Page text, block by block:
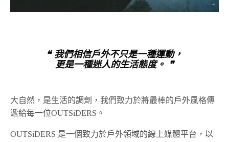
❝ 我們相信戶外不只是一種運動，
更是一種迷人的生活態度。 ❞
大自然，是生活的調劑，我們致力於將最棒的戶外風格傳
遞給每一位OUTSiDERS。
OUTSiDERS 是一個致力於戶外領域的線上媒體平台，以